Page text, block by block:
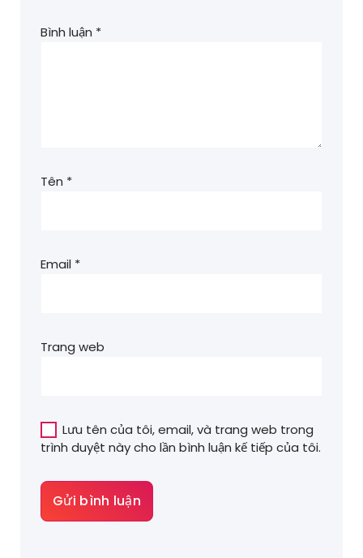
Bình luận *
Tên *
Email *
Trang web
Lưu tên của tôi, email, và trang web trong
trình duyệt này cho lần bình luận kế tiếp của tôi.